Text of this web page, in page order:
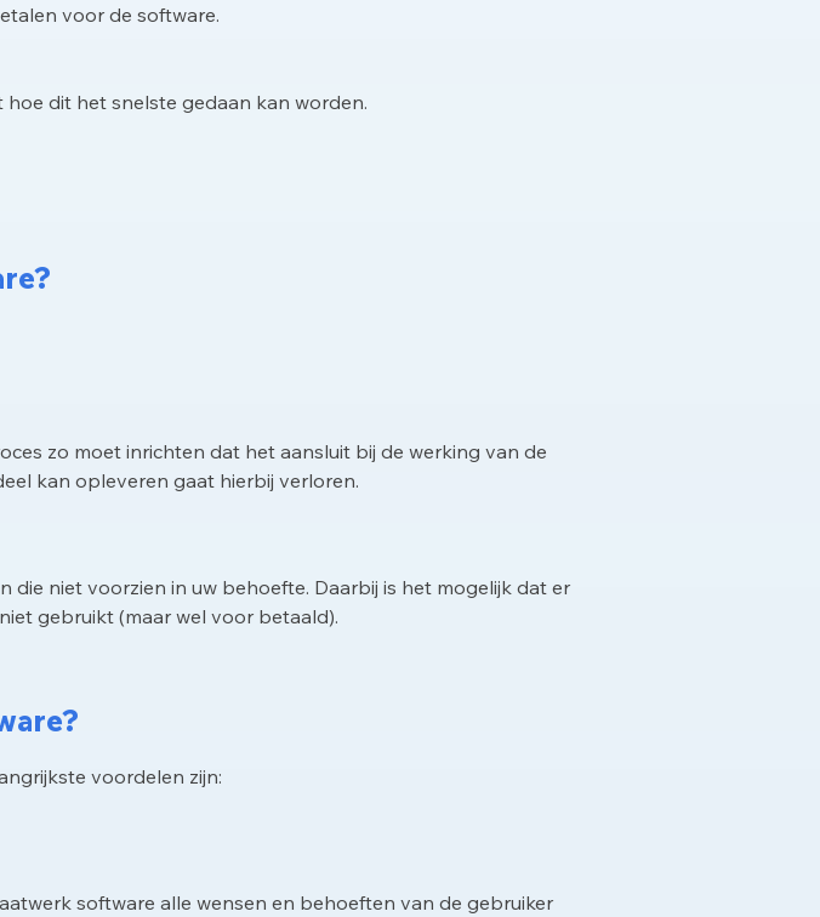
voor de software.
dit het snelste gedaan kan worden.
zo moet inrichten dat het aansluit bij de werking van de
kan opleveren gaat hierbij verloren.
niet voorzien in uw behoefte. Daarbij is het mogelijk dat er
gebruikt (maar wel voor betaald).
voordelen zijn:
software alle wensen en behoeften van de gebruiker